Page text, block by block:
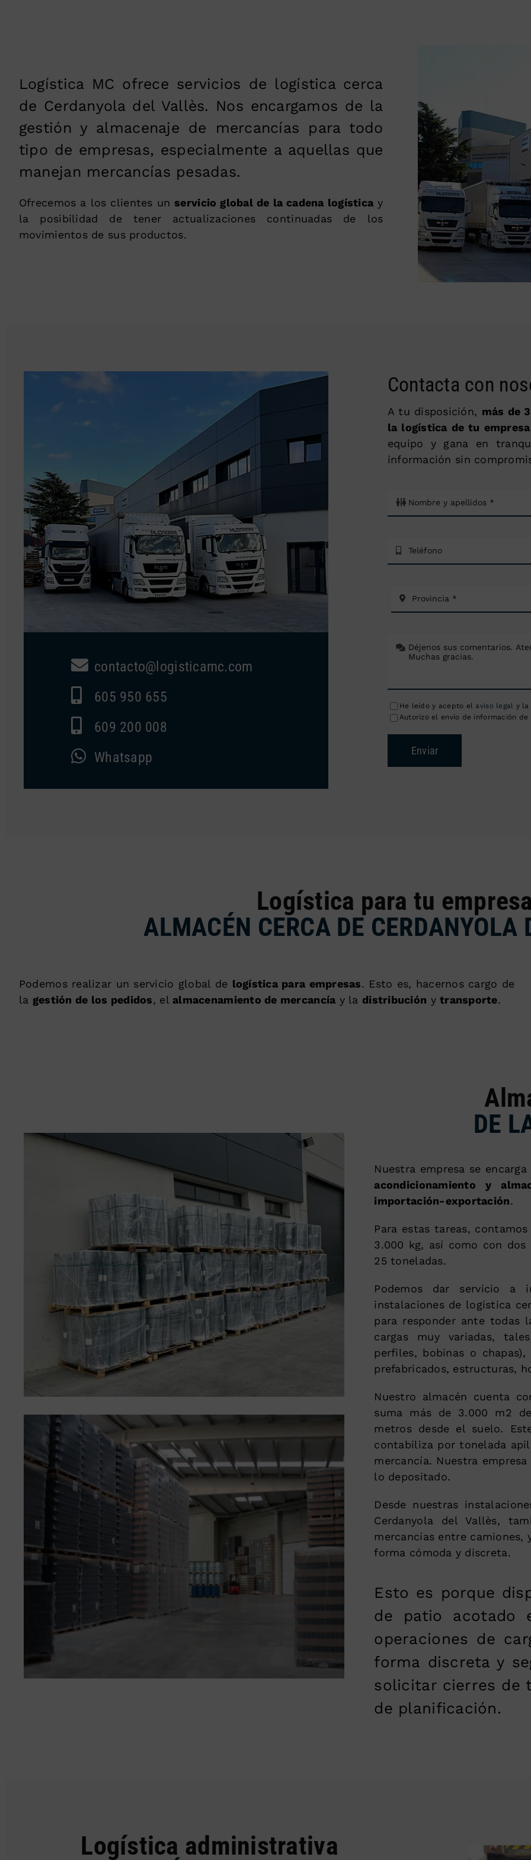
Logística MC ofrece servicios de logística cerca
de Cerdanyola del Vallès. Nos encargamos de la
gestión y almacenaje de mercancías para todo
tipo de empresas, especialmente a aquellas que
manejan mercancías pesadas.
Ofrecemos a los clientes un servicio global de la cadena logística y
la posibilidad de tener actualizaciones continuadas de los
movimientos de sus productos.
contacto@logisticamc.com
605 950 655
609 200 008
Whatsapp
Contacta con
A tu disposición, más de
la logística de tu empresa
equipo y gana en
información sin
He leído y acepto el aviso legal y la
Autorizo el envío de información de
Enviar
Logística para tu
ALMACÉN CERCA DE CERDANYOLA
Podemos realizar un servicio global de logística para empresas. Esto es, hacernos cargo de
la gestión de los pedidos, elalmacenamiento de mercancía y la distribución ytransporte.
DE
Nuestra empresa se
acondicionamiento y
importación-exportación.
Para estas tareas,
3.000 kg, así como con
25 toneladas.
Podemos dar servicio a
instalaciones de logística
para responder ante todas
cargas muy variadas,
perfiles, bobinas o
prefabricados, estructuras,
Nuestro almacén cuenta
suma más de 3.000 m2
metros desde el suelo.
contabiliza por tonelada
mercancía. Nuestra
lo depositado.
Desde nuestras
Cerdanyola del Vallès,
mercancías entre camiones,
forma cómoda y discreta.
Esto es porque
de patio acotado
operaciones de
forma discreta y
solicitar cierres de
de planificación.
Logística administrativa